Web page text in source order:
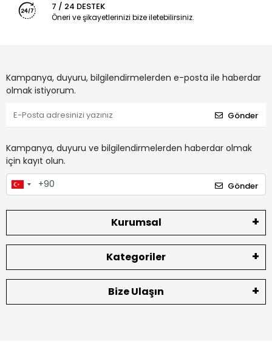
7 / 24 DESTEK
Öneri ve şikayetlerinizi bize iletebilirsiniz.
Kampanya, duyuru, bilgilendirmelerden e-posta ile haberdar
olmak istiyorum.
Gönder
Kampanya, duyuru ve bilgilendirmelerden haberdar olmak
için kayıt olun.
Gönder
Kurumsal
Kategoriler
Bize Ulaşın